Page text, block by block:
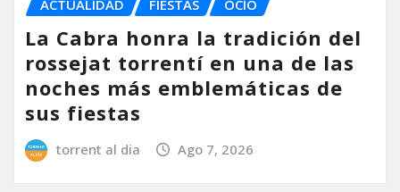
ACTUALIDAD FIESTAS OCIO
La Cabra honra la tradición del
rossejat torrentí en una de las
noches más emblemáticas de
sus fiestas
torrent al dia Ago 7, 2026